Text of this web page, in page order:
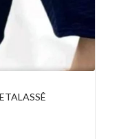
METALASSÊ